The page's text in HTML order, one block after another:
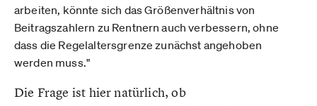
arbeiten, könnte sich das Größenverhältnis von
Beitragszahlern zu Rentnern auch verbessern, ohne
dass die Regelaltersgrenze zunächst angehoben
werden muss."
Die Frage ist hier natürlich, ob